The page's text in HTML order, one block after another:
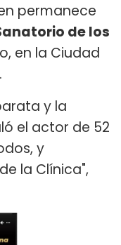
permanece
de los
en la Ciudad
y la
el actor de 52
y
la Clínica",